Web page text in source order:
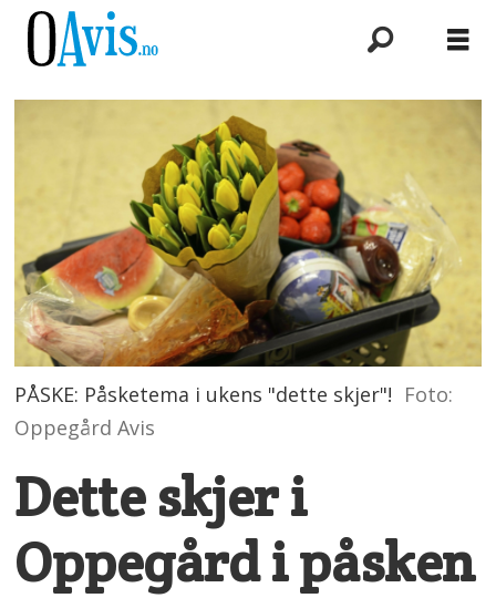
PÅSKE: Påsketema i ukens "dette skjer"! Foto:
Oppegård Avis
Dette skjer i
Oppegård i påsken